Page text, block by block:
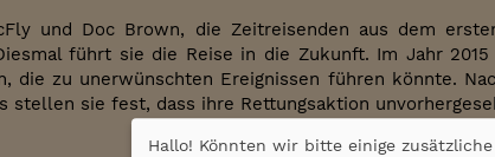
und Doc Brown, die Zeitreisenden aus dem
führt sie die Reise in die Zukunft. Im Jahr
die zu unerwünschten Ereignissen führen könnte.
stellen sie fest, dass ihre Rettungsaktion
Hallo! Könnten wir bitte einige